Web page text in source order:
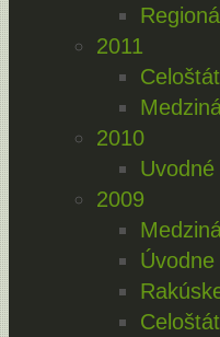
2011
2010
2009